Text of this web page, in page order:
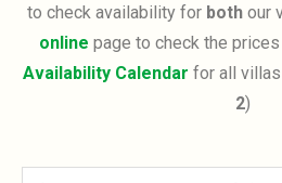
to check availability for bothour
online page to check the
Availability Calendar for all
2)